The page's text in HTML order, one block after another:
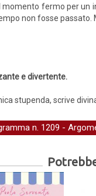
momento fermo per
non fosse
e divertente.
stupenda, scrive
n. 1209 -